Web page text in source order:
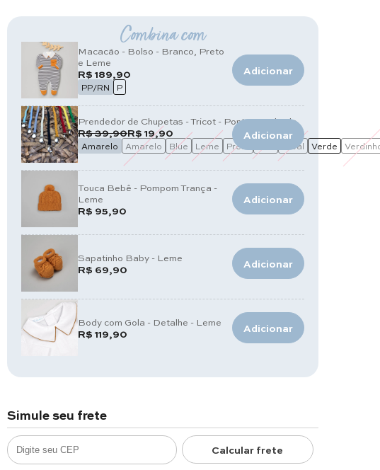
Combina com
Macacão - Bolso - Branco, Preto
e Leme
R$ 189,90
PP/RN P
Adicionar
Prendedor de Chupetas - Tricot - Ponto Quadrado
R$ 39,90R$ 19,90
Amarelo Amarelo Blue Leme Preto Steal Verde
Adicionar
Touca Bebê - Pompom Trança -
Leme
R$ 95,90
Adicionar
Sapatinho Baby - Leme
R$ 69,90 Adicionar
Body com Gola - Detalhe - Leme
R$ 119,90 Adicionar
Simule seu frete
Calcular frete